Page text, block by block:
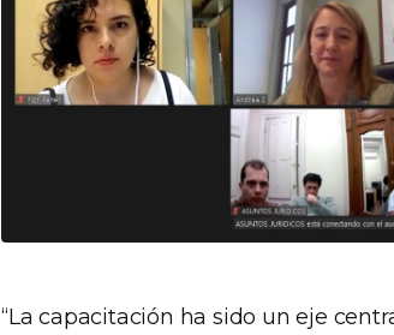
“La capacitación ha sido un eje